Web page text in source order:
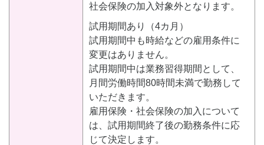
社会保険の加入対象外となります。
試用期間あり（4カ月）
試用期間中も時給などの雇用条件に
変更はありません。
試用期間中は業務習得期間として、
月間労働時間80時間未満で勤務して
いただきます。
雇用保険・社会保険の加入について
は、試用期間終了後の勤務条件に応
じて決定します。